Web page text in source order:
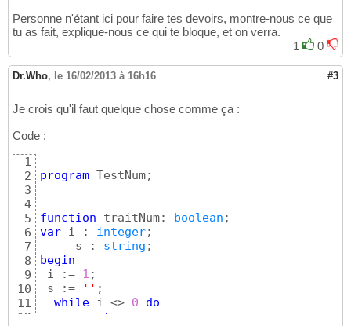
Personne n'étant ici pour faire tes devoirs, montre-nous ce que
tu as fait, explique-nous ce qui te bloque, et on verra.
1
0
Dr.Who, le 16/02/2013 à 16h16 #3
Je crois qu'il faut quelque chose comme ça :
Code :
1
2
3
4
5
6
7
8
9
10
11
12
program TestNum;
function traitNum: boolean
var i : integer;
     s :
string
begin
i := 1 ;
s :=
'' ;
while i <> 0
do
repeat